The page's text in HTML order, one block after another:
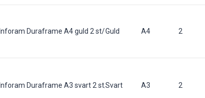
Inforam Duraframe A4 guld 2 st/fpGuld A4 2
Inforam Duraframe A3 svart 2 st/fpSvart A3 2